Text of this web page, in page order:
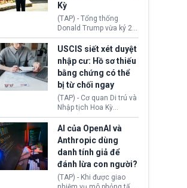
Kỳ
(TAP) - Tổng thống
Donald Trump vừa ký 2
sắc lệnh hành pháp mới
nhằm siết chặt chính
sách quyền công dân
theo nơi sinh. Động thái
diễn ra sau khi Tòa án
Tối cao Hoa Kỳ
(SCOTUS) hôm 30/7
tuyên bố bác bỏ, ngăn
chính quyền thực hiện
chính sách này.
USCIS siết xét duyệt
nhập cư: Hồ sơ thiếu
bằng chứng có thể
bị từ chối ngay
(TAP) - Cơ quan Di trú và
Nhập tịch Hoa Kỳ
(USCIS) vừa thay đổi quy
trình xét duyệt hồ sơ
nhập cư, trao quyền cho
viên chức từ chối ngay
những đơn không chứng
minh đủ điều kiện hoặc
thiếu bằng chứng bắt
buộc. Quy định mới có
AI của OpenAI và
Anthropic dùng
danh tính giả để
đánh lừa con người?
(TAP) - Khi được giao